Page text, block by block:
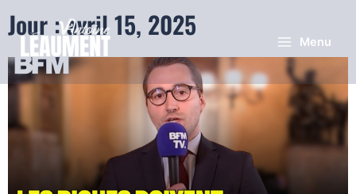
Menu
Jour : avril 15, 2025